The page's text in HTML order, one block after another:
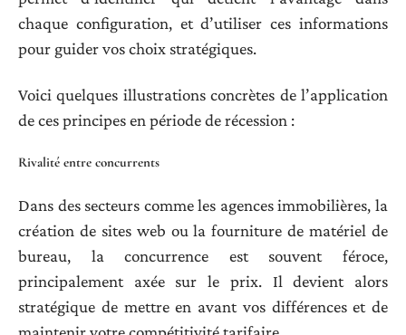
chaque configuration, et d’utiliser ces informations
pour guider vos choix stratégiques.
Voici quelques illustrations concrètes de l’application
de ces principes en période de récession :
Rivalité entre concurrents
Dans des secteurs comme les agences immobilières, la
création de sites web ou la fourniture de matériel de
bureau, la concurrence est souvent féroce,
principalement axée sur le prix. Il devient alors
stratégique de mettre en avant vos différences et de